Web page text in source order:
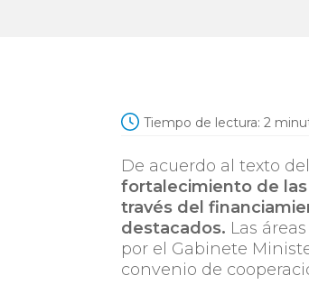
Tiempo de lectura: 2
De acuerdo al texto
fortalecimiento de
través del
destacados. Las
por el Gabinete
convenio de